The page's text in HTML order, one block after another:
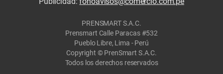
PRENSMART S.A.C.
Prensmart Calle Paracas #532
Pueblo Libre, Lima - Perú
Copyright © PrenSmart S.A.C.
Todos los derechos reservados